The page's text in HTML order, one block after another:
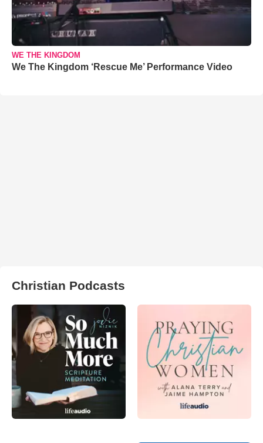
WE THE KINGDOM
We The Kingdom ‘Rescue Me’ Performance Video
Christian Podcasts